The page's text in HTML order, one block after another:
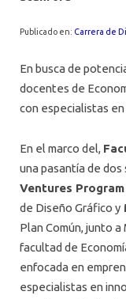
Publicado en: Carrera de
En busca de
docentes de
con especialistas
En el marco del,
una pasantía de dos
Ventures
de Diseño Gráfico y
Plan Común, junto
facultad de
enfocada en
especialistas en